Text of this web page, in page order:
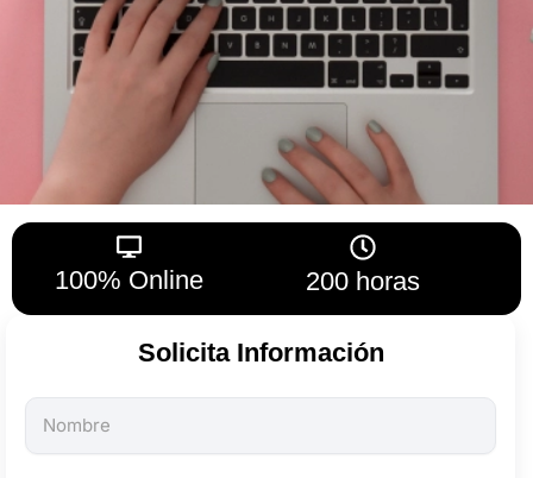
100% Online 200 horas
Solicita Información
Todos
los